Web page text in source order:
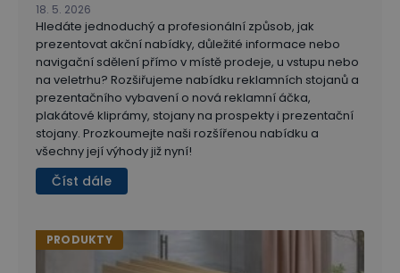
Hledáte jednoduchý a profesionální způsob, jak
prezentovat akční nabídky, důležité informace nebo
navigační sdělení přímo v místě prodeje, u vstupu nebo
na veletrhu? Rozšiřujeme nabídku reklamních stojanů a
prezentačního vybavení o nová reklamní áčka,
plakátové kliprámy, stojany na prospekty i prezentační
stojany. Prozkoumejte naši rozšířenou nabídku a
všechny její výhody již nyní!
18. 5. 2026
Číst dále
PRODUKTY